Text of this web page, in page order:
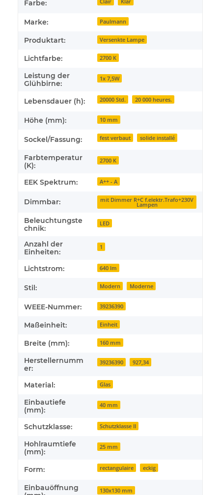
Farbe: Clair Klar
Marke: Paulmann
Produktart: Versenkte Lampe
Lichtfarbe: 2700 K
Leistung der
Glühbirne:
1x 7,5W
Lebensdauer (h): 20000 Std. 20 000 heures.
Höhe (mm): 10 mm
Sockel/Fassung: fest verbaut solide installé
Farbtemperatur
(K):
2700 K
EEK Spektrum: A++ - A
Dimmbar: mit Dimmer R+C f.elektr.Trafo+230V
Lampen
Beleuchtungste
chnik:
LED
Anzahl der
Einheiten:
1
Lichtstrom: 640 lm
Stil: Modern Moderne
WEEE-Nummer: 39236390
Maßeinheit: Einheit
Breite (mm): 160 mm
Herstellernumm
er:
39236390 927,34
Material: Glas
Einbautiefe
(mm):
40 mm
Schutzklasse: Schutzklasse II
Hohlraumtiefe
(mm):
25 mm
Form: rectangulaire eckig
Einbauöffnung
130x130 mm